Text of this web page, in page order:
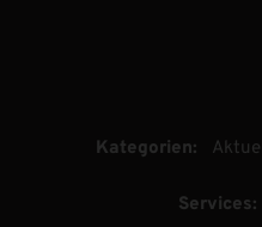
Kategorien: Aktuell
Services: